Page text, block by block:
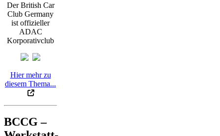
Der British Car
Club Germany
ist offizieller
ADAC
Korporativclub
Hier mehr zu
diesem Thema...
BCCG –